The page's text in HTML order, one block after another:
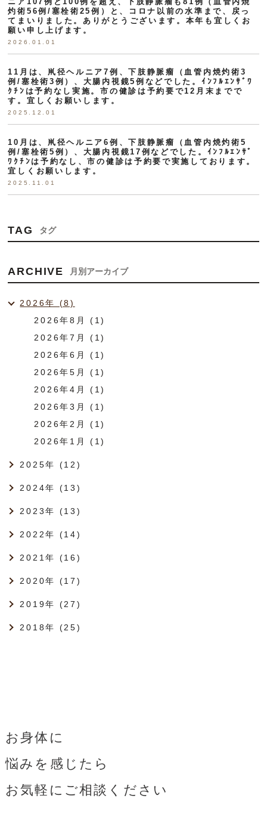
灼術56例/塞栓術25例）と、コロナ以前の水準まで、戻っ
てまいりました。ありがとうございます。本年も宜しくお
願い申し上げます。
2026.01.01
11月は、鼡径ヘルニア7例、下肢静脈瘤（血管内焼灼術3
例/塞栓術3例）、大腸内視鏡5例などでした。ｲﾝﾌﾙｴﾝｻﾞﾜ
ｸﾁﾝは予約なし実施。市の健診は予約要で12月末までで
す。宜しくお願いします。
2025.12.01
10月は、鼡径ヘルニア6例、下肢静脈瘤（血管内焼灼術5
例/塞栓術5例）、大腸内視鏡17例などでした。ｲﾝﾌﾙｴﾝｻﾞ
ﾜｸﾁﾝは予約なし、市の健診は予約要で実施しております。
宜しくお願いします。
2025.11.01
TAG タグ
ARCHIVE 月別アーカイブ
2026年 (8)
2026年8月 (1)
2026年7月 (1)
2026年6月 (1)
2026年5月 (1)
2026年4月 (1)
2026年3月 (1)
2026年2月 (1)
2026年1月 (1)
2025年 (12)
2024年 (13)
2023年 (13)
2022年 (14)
2021年 (16)
2020年 (17)
2019年 (27)
2018年 (25)
お身体に
悩みを感じたら
お気軽にご相談ください